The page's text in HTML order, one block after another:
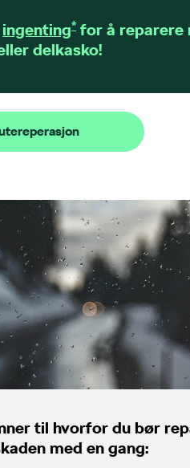
ingenting* for å reparere
delkasko!
til hvorfor du bør
med en gang: